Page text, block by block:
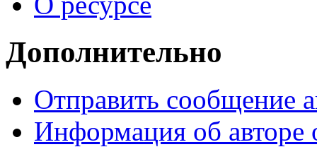
Дополнительно
Отправить сообщение
Информация об авторе